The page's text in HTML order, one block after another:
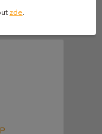
zde.